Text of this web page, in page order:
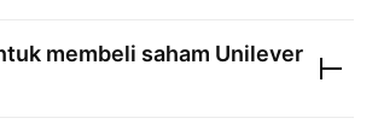
membeli saham Unilever